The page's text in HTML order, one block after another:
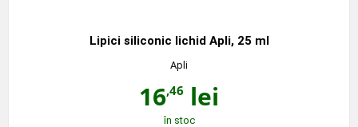
Lipici siliconic lichid Apli, 25 ml
Apli
16,46 lei
în stoc